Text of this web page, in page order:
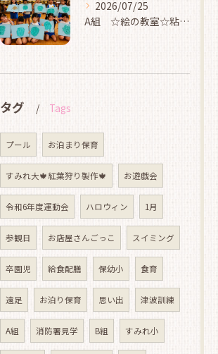
2026/07/25
A組 ☆絵の教室☆粘土☆
タグ Tags
プール お泊まり保育
すみれ大🍁紅葉狩り製作🍁 お遊戯会
令和6年度運動会 ハロウィン 1月
参観日 お店屋さんごっこ スイミング
卒園児 給食配膳 保幼小 食育
遠足 お泊り保育 思い出 津波訓練
A組 消防署見学 B組 すみれ小